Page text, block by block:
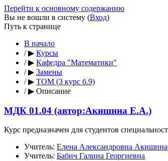
Перейти к основному содержанию
Вы не вошли в систему (Вход)
Путь к странице
В начало
/ ▶ Курсы
/ ▶ Кафедра "Математики"
/ ▶ Замены
/ ▶ ТОМ (3 курс б.9)
/ ▶ Описание
МДК 01.04 (автор:Акишина Е.А.)
Курс предназначен для студентов
Учитель: Елена Александровна Акишина
Учитель: Бабич Галина Георгиевна